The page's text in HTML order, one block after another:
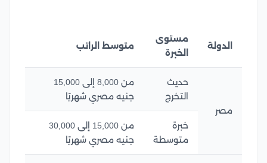
الدولة
مستوى
الخبرة
متوسط الراتب
مصر
حديث
التخرج
من 8,000 إلى 15,000
جنيه مصري شهريًا
خبرة
متوسطة
من 15,000 إلى 30,000
جنيه مصري شهريًا